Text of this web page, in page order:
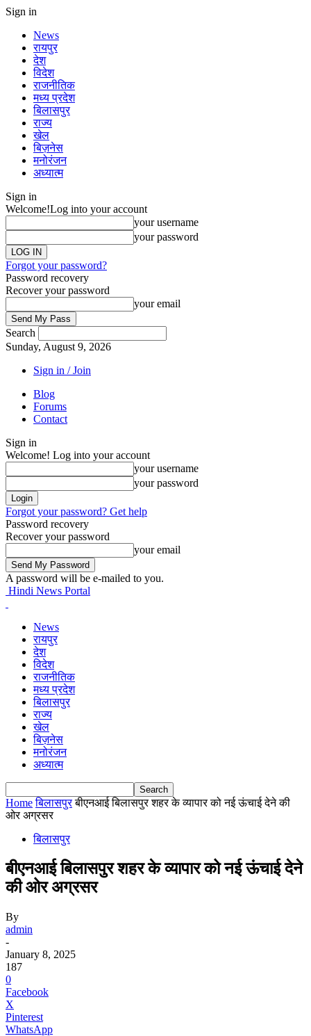
Sign in
News
रायपुर
देश
विदेश
राजनीतिक
मध्य प्रदेश
बिलासपुर
राज्य
खेल
बिज़नेस
मनोरंजन
अध्यात्म
Sign in
Welcome!Log into your account
your username
your password
Forgot your password?
Password recovery
Recover your password
your email
Search
Sunday, August 9, 2026
Sign in / Join
Blog
Forums
Contact
Sign in
Welcome! Log into your account
your username
your password
Forgot your password? Get help
Password recovery
Recover your password
your email
A password will be e-mailed to you.
Hindi News Portal
News
रायपुर
देश
विदेश
राजनीतिक
मध्य प्रदेश
बिलासपुर
राज्य
खेल
बिज़नेस
मनोरंजन
अध्यात्म
Home बिलासपुर बीएनआई बिलासपुर शहर के व्यापार को नई ऊंचाई देने की
ओर अग्रसर
बिलासपुर
बीएनआई बिलासपुर शहर के व्यापार को नई ऊंचाई देने
की ओर अग्रसर
By
admin
-
January 8, 2025
187
0
Facebook
X
Pinterest
WhatsApp